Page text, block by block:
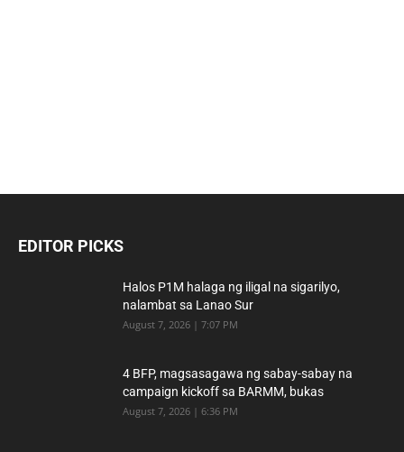
EDITOR PICKS
Halos P1M halaga ng iligal na sigarilyo,
nalambat sa Lanao Sur
August 7, 2026 | 7:07 PM
4 BFP, magsasagawa ng sabay-sabay na
campaign kickoff sa BARMM, bukas
August 7, 2026 | 6:36 PM